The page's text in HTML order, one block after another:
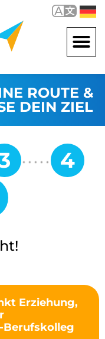
ROUTE &
DEIN ZIEL
Erziehung,
Berufskolleg